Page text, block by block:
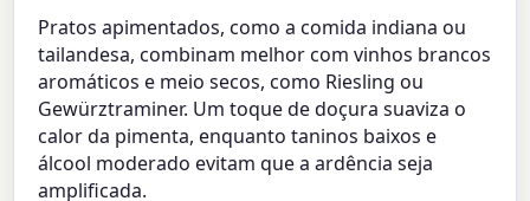
Pratos apimentados, como a comida indiana ou
tailandesa, combinam melhor com vinhos brancos
aromáticos e meio secos, como Riesling ou
Gewürztraminer. Um toque de doçura suaviza o
calor da pimenta, enquanto taninos baixos e
álcool moderado evitam que a ardência seja
amplificada.